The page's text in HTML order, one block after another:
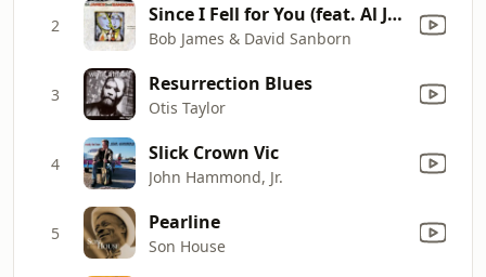
2 Since I Fell for You (feat. Al Jarreau)
Bob James & David Sanborn
3 Resurrection Blues
Otis Taylor
4 Slick Crown Vic
John Hammond, Jr.
5 Pearline
Son House